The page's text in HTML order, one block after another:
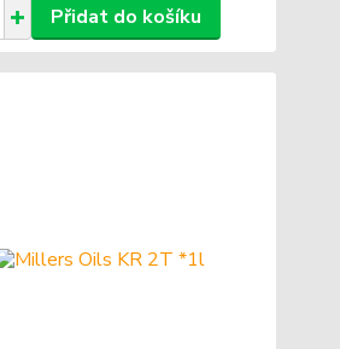
Přidat do košíku